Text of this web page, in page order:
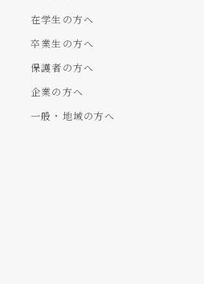
在学生の方へ
卒業生の方へ
保護者の方へ
企業の方へ
一般・地域の方へ